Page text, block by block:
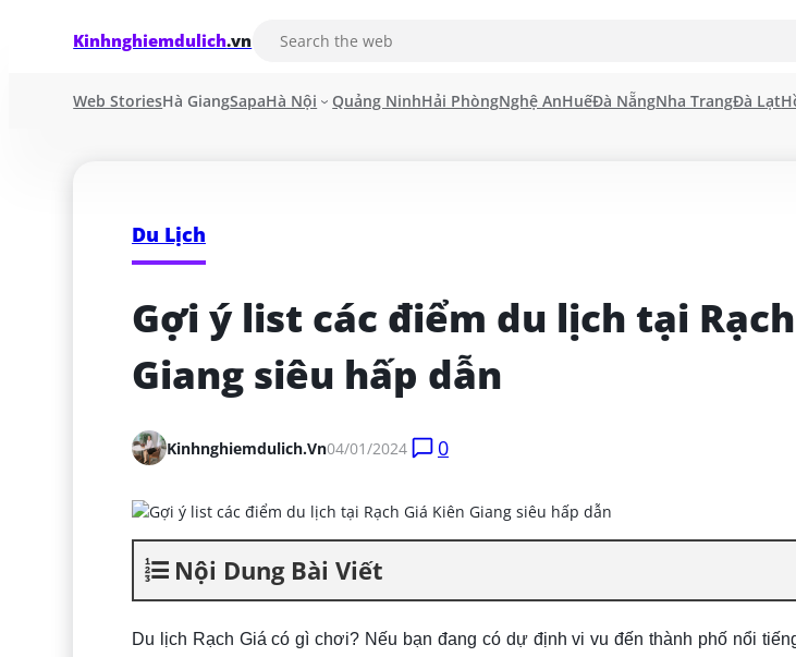
Kinhnghiemdulich.vn
Web StoriesHà GiangSapaHà Nội Quảng NinhHải PhòngNghệ AnHuếĐà NẵngNha TrangĐà Lạt
Du Lịch
Gợi ý list các điểm du lịch tại
Giang siêu hấp dẫn
Kinhnghiemdulich.vn04/01/2024 0
Nội Dung Bài Viết
Du lịch Rạch Giá có gì chơi? Nếu bạn đang có dự định vi vu đến thành phố nổi